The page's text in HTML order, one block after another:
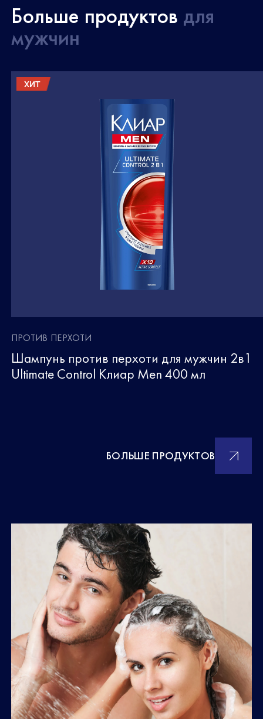
Больше продуктов для
мужчин
ХИТ
ПРОТИВ ПЕРХОТИ
Шампунь против перхоти для мужчин 2в1
Ultimate Control Клиар Men 400 мл
БОЛЬШЕ ПРОДУКТОВ